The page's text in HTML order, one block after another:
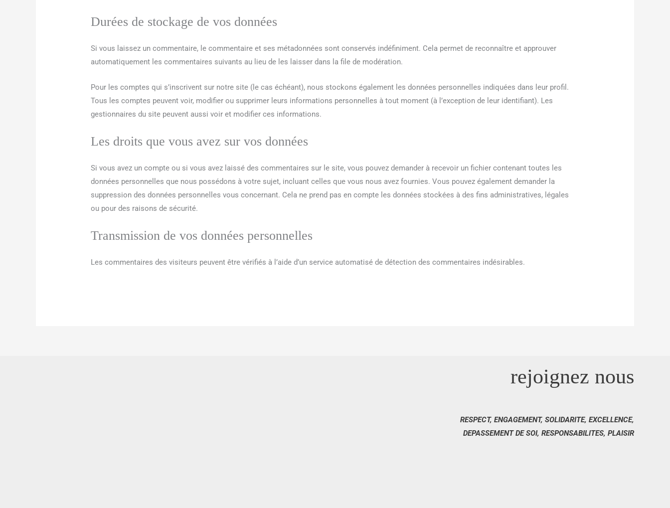
Durées de stockage de vos données
Si vous laissez un commentaire, le commentaire et ses métadonnées sont conservés indéfiniment. Cela permet de reconnaître et approuver
automatiquement les commentaires suivants au lieu de les laisser dans la file de modération.
Pour les comptes qui s’inscrivent sur notre site (le cas échéant), nous stockons également les données personnelles indiquées dans leur profil.
Tous les comptes peuvent voir, modifier ou supprimer leurs informations personnelles à tout moment (à l’exception de leur identifiant). Les
gestionnaires du site peuvent aussi voir et modifier ces informations.
Les droits que vous avez sur vos données
Si vous avez un compte ou si vous avez laissé des commentaires sur le site, vous pouvez demander à recevoir un fichier contenant toutes les
données personnelles que nous possédons à votre sujet, incluant celles que vous nous avez fournies. Vous pouvez également demander la
suppression des données personnelles vous concernant. Cela ne prend pas en compte les données stockées à des fins administratives, légales
ou pour des raisons de sécurité.
Transmission de vos données personnelles
Les commentaires des visiteurs peuvent être vérifiés à l’aide d’un service automatisé de détection des commentaires indésirables.
rejoignez nous
RESPECT, ENGAGEMENT, SOLIDARITE, EXCELLENCE,
DEPASSEMENT DE SOI, RESPONSABILITES, PLAISIR